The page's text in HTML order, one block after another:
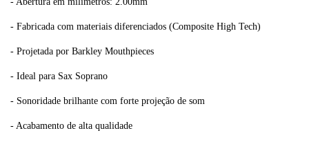
- Fabricada com materiais diferenciados (Composite High Tech)
- Projetada por Barkley Mouthpieces
- Ideal para Sax Soprano
- Sonoridade brilhante com forte projeção de som
- Acabamento de alta qualidade